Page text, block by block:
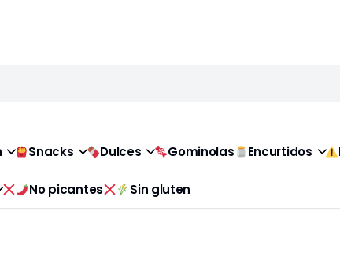
Snacks Dulces Gominolas Encurtidos
No picantes Sin gluten